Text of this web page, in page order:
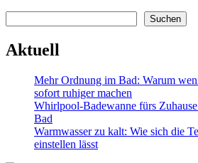
Suchen
Aktuell
Mehr Ordnung im Bad: Warum
sofort ruhiger machen
Whirlpool-Badewanne fürs
Bad
Warmwasser zu kalt: Wie sich die
einstellen lässt